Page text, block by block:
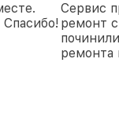
Сервис
ремонт
ремонта